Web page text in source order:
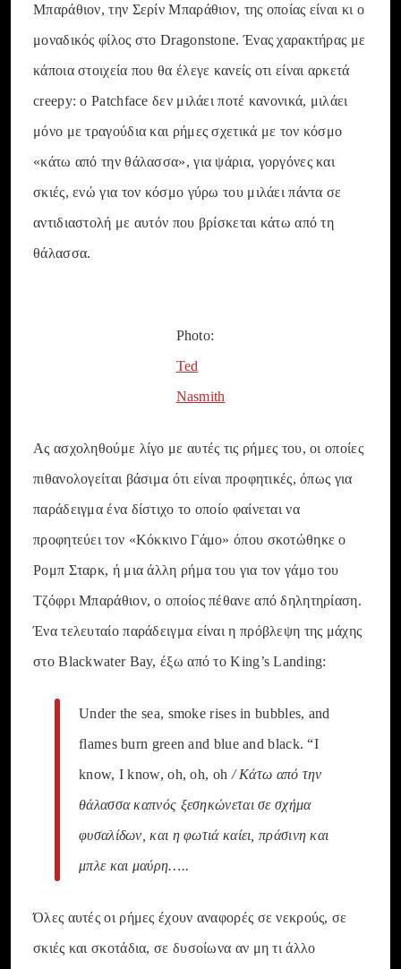
Μπαράθιον, την Σερίν Μπαράθιον, της οποίας είναι κι ο
μοναδικός φίλος στο Dragonstone. Ένας χαρακτήρας με
κάποια στοιχεία που θα έλεγε κανείς οτι είναι αρκετά
creepy: ο Patchface δεν μιλάει ποτέ κανονικά, μιλάει
μόνο με τραγούδια και ρήμες σχετικά με τον κόσμο
«κάτω από την θάλασσα», για ψάρια, γοργόνες και
σκιές, ενώ για τον κόσμο γύρω του μιλάει πάντα σε
αντιδιαστολή με αυτόν που βρίσκεται κάτω από τη
θάλασσα.
Photo:
Ted
Nasmith
Ας ασχοληθούμε λίγο με αυτές τις ρήμες του, οι οποίες
πιθανολογείται βάσιμα ότι είναι προφητικές, όπως για
παράδειγμα ένα δίστιχο το οποίο φαίνεται να
προφητεύει τον «Κόκκινο Γάμο» όπου σκοτώθηκε ο
Ρομπ Σταρκ, ή μια άλλη ρήμα του για τον γάμο του
Τζόφρι Μπαράθιον, ο οποίος πέθανε από δηλητηρίαση.
Ένα τελευταίο παράδειγμα είναι η πρόβλεψη της μάχης
στο Blackwater Bay, έξω από το King’s Landing:
Under the sea, smoke rises in bubbles, and
flames burn green and blue and black. “I
know, I know, oh, oh, oh / Κάτω από την
θάλασσα καπνός ξεσηκώνεται σε σχήμα
φυσαλίδων, και η φωτιά καίει, πράσινη και
μπλε και μαύρη…..
Όλες αυτές οι ρήμες έχουν αναφορές σε νεκρούς, σε
σκιές και σκοτάδια, σε δυσοίωνα αν μη τι άλλο